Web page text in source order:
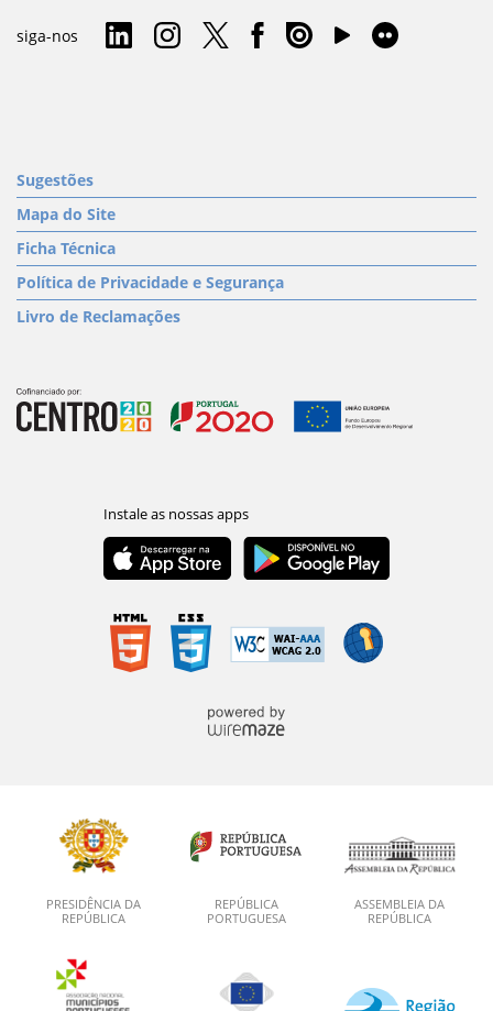
siga-nos
Sugestões
Mapa do Site
Ficha Técnica
Política de Privacidade e Segurança
Livro de Reclamações
PRESIDÊNCIA DA
REPÚBLICA
REPÚBLICA
PORTUGUESA
ASSEMBLEIA DA
REPÚBLICA